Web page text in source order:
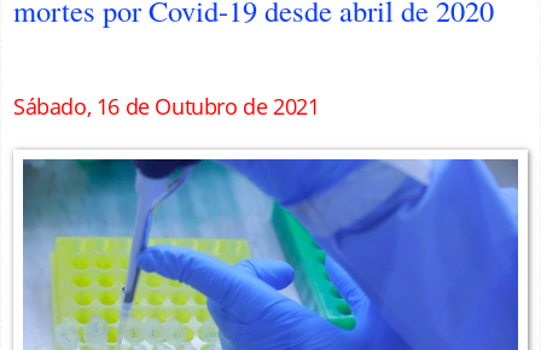
mortes por Covid-19 desde abril de 2020
Sábado, 16 de Outubro de 2021